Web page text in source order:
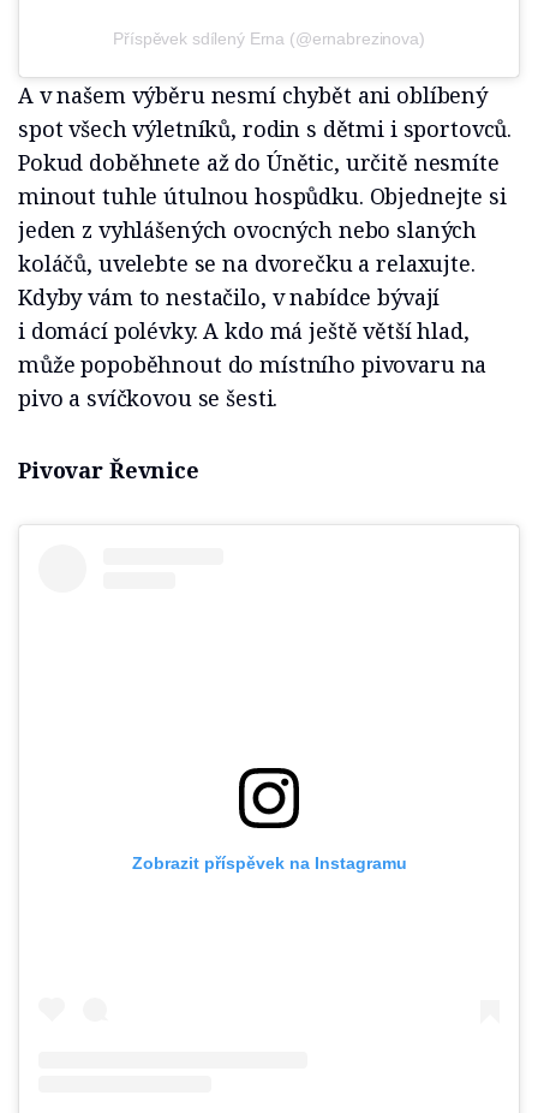
Příspěvek sdílený Erna (@ernabrezinova)
A v našem výběru nesmí chybět ani oblíbený
spot všech výletníků, rodin s dětmi i sportovců.
Pokud doběhnete až do Únětic, určitě nesmíte
minout tuhle útulnou hospůdku. Objednejte si
jeden z vyhlášených ovocných nebo slaných
koláčů, uvelebte se na dvorečku a relaxujte.
Kdyby vám to nestačilo, v nabídce bývají
i domácí polévky. A kdo má ještě větší hlad,
může popoběhnout do místního pivovaru na
pivo a svíčkovou se šesti.
Pivovar Řevnice
Zobrazit příspěvek na Instagramu